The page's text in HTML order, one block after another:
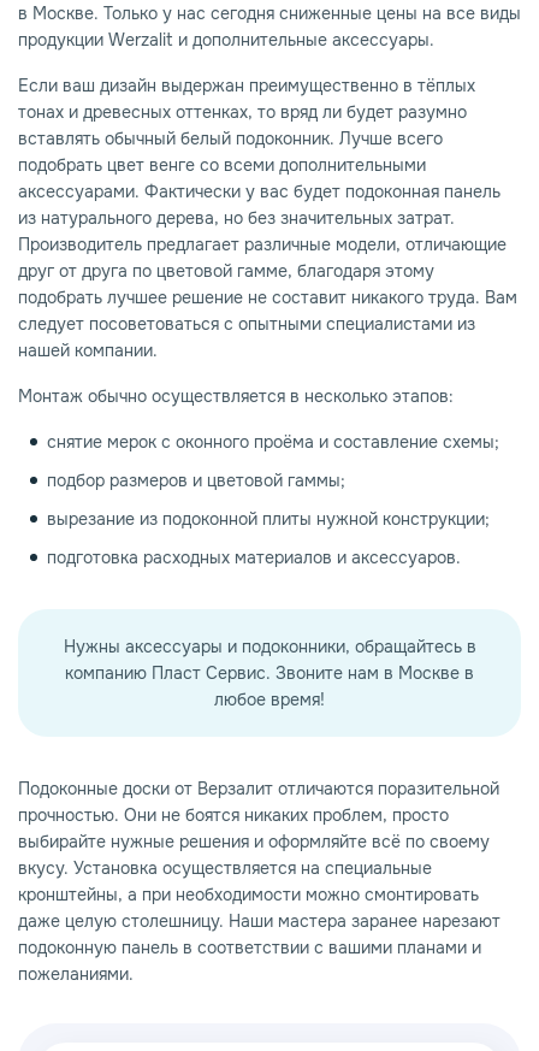
в Москве. Только у нас сегодня сниженные цены на все виды
продукции Werzalit и дополнительные аксессуары.
Если ваш дизайн выдержан преимущественно в тёплых
тонах и древесных оттенках, то вряд ли будет разумно
вставлять обычный белый подоконник. Лучше всего
подобрать цвет венге со всеми дополнительными
аксессуарами. Фактически у вас будет подоконная панель
из натурального дерева, но без значительных затрат.
Производитель предлагает различные модели, отличающие
друг от друга по цветовой гамме, благодаря этому
подобрать лучшее решение не составит никакого труда. Вам
следует посоветоваться с опытными специалистами из
нашей компании.
Монтаж обычно осуществляется в несколько этапов:
снятие мерок с оконного проёма и составление схемы;
подбор размеров и цветовой гаммы;
вырезание из подоконной плиты нужной конструкции;
подготовка расходных материалов и аксессуаров.
Нужны аксессуары и подоконники, обращайтесь в
компанию Пласт Сервис. Звоните нам в Москве в
любое время!
Подоконные доски от Верзалит отличаются поразительной
прочностью. Они не боятся никаких проблем, просто
выбирайте нужные решения и оформляйте всё по своему
вкусу. Установка осуществляется на специальные
кронштейны, а при необходимости можно смонтировать
даже целую столешницу. Наши мастера заранее нарезают
подоконную панель в соответствии с вашими планами и
пожеланиями.